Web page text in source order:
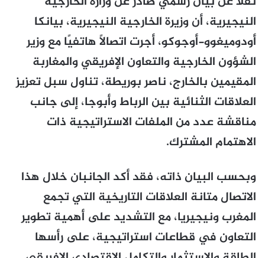
النيجيرية، أن وزيرة الخارجية النيجيرية، بيانكا
أودوميغوو-أوجوكو، أجرت اتصالًا هاتفيًا مع وزير
الشؤون الخارجية والتعاون الإفريقي والمغاربة
المقيمين بالخارج، ناصر بوريطة، تناول سبل تعزيز
العلاقات الثنائية بين الرباط وأبوجا، إلى جانب
مناقشة عدد من الملفات الاستراتيجية ذات
الاهتمام المشترك.
وبحسب البيان ذاته، فقد أكد الجانبان خلال هذا
الاتصال متانة العلاقات التاريخية التي تجمع
المغرب ونيجيريا، مع التشديد على أهمية تطوير
التعاون في قطاعات استراتيجية، على رأسها